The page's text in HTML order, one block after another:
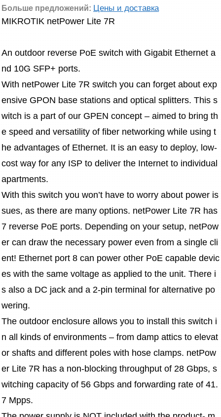
Больше предложений: Цены и доставка
MIKROTIK netPower Lite 7R
An outdoor reverse PoE switch with Gigabit Ethernet a
nd 10G SFP+ ports.
With netPower Lite 7R switch you can forget about exp
ensive GPON base stations and optical splitters. This s
witch is a part of our GPEN concept – aimed to bring th
e speed and versatility of fiber networking while using t
he advantages of Ethernet. It is an easy to deploy, low-
cost way for any ISP to deliver the Internet to individual
apartments.
With this switch you won’t have to worry about power is
sues, as there are many options. netPower Lite 7R has
7 reverse PoE ports. Depending on your setup, netPow
er can draw the necessary power even from a single cli
ent! Ethernet port 8 can power other PoE capable devic
es with the same voltage as applied to the unit. There i
s also a DC jack and a 2-pin terminal for alternative po
wering.
The outdoor enclosure allows you to install this switch i
n all kinds of environments – from damp attics to elevat
or shafts and different poles with hose clamps. netPow
er Lite 7R has a non-blocking throughput of 28 Gbps, s
witching capacity of 56 Gbps and forwarding rate of 41.
7 Mpps.